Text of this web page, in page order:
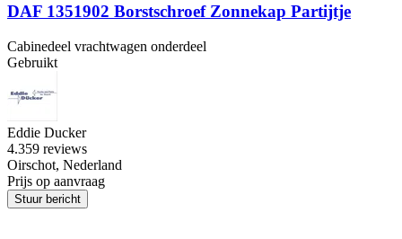
DAF 1351902 Borstschroef Zonnekap Partijtje
Cabinedeel vrachtwagen onderdeel
Gebruikt
Eddie Ducker
4.359 reviews
Oirschot, Nederland
Prijs op aanvraag
Stuur bericht